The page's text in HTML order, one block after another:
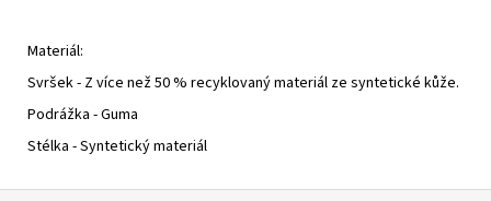
Materiál:
Svršek - Z více než 50 % recyklovaný materiál ze syntetické kůže.
Podrážka - Guma
Stélka - Syntetický materiál